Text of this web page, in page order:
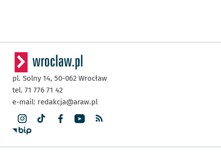
pl. Solny 14, 50-062 Wrocław
tel. 71 776 71 42
e-mail: redakcja@araw.pl